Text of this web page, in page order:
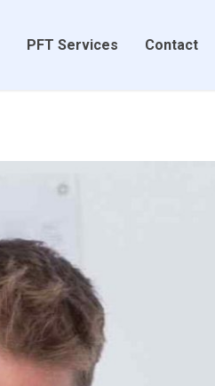
PFT Services Contact